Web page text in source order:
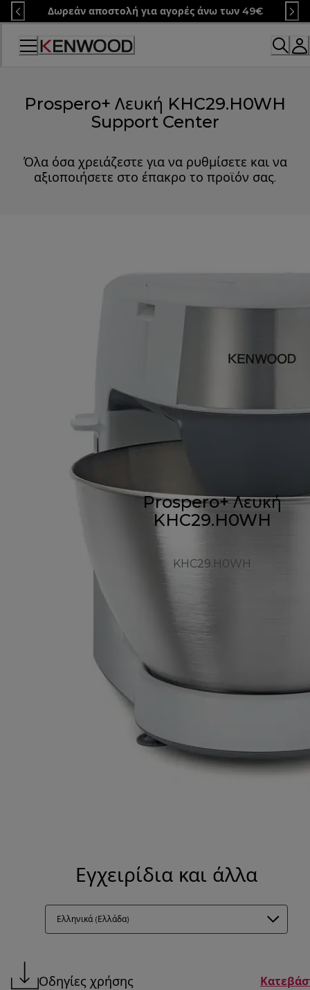
Skip
to
Content
Δωρεάν αποστολή για αγορές άνω των 49€
Prospero+ Λευκή KHC29.H0WH
Support Center
Όλα όσα χρειάζεστε για να ρυθμίσετε και να
αξιοποιήσετε στο έπακρο το προϊόν σας.
Prospero+ Λευκή
KHC29.H0WH
KHC29.H0WH
Εγχειρίδια και άλλα
Ελληνικά (Ελλάδα)
Οδηγίες χρήσης